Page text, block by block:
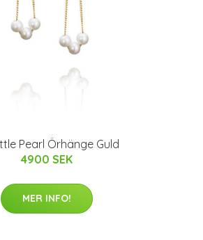
Pearl Örhänge Guld
4900 SEK
MER INFO!